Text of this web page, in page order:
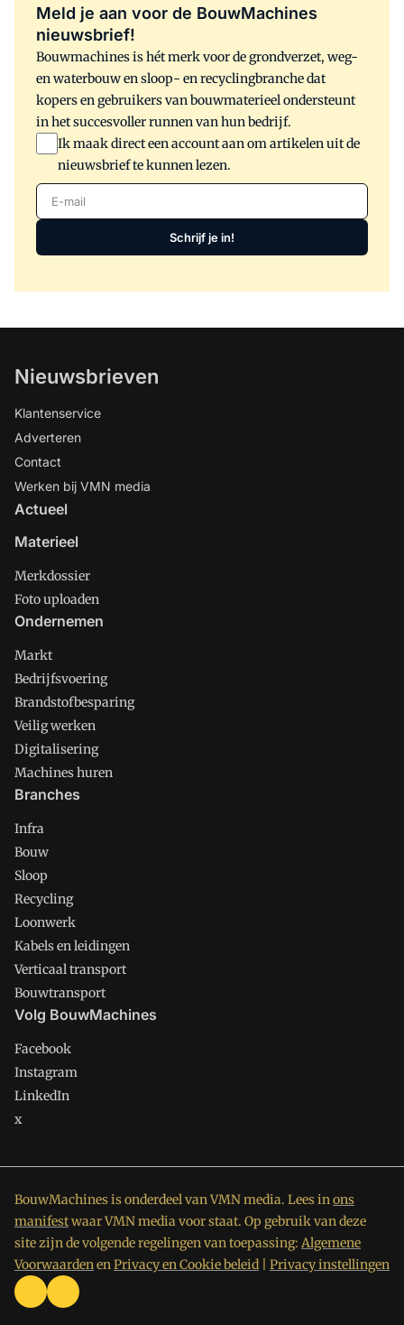
Meld je aan voor de BouwMachines
nieuwsbrief!
Bouwmachines is hét merk voor de grondverzet, weg-
en waterbouw en sloop- en recyclingbranche dat
kopers en gebruikers van bouwmaterieel ondersteunt
in het succesvoller runnen van hun bedrijf.
Ik maak direct een account aan om artikelen uit de
nieuwsbrief te kunnen lezen.
E-mail
Schrijf je in!
Nieuwsbrieven
Klantenservice
Adverteren
Contact
Werken bij VMN media
Actueel
Materieel
Merkdossier
Foto uploaden
Ondernemen
Markt
Bedrijfsvoering
Brandstofbesparing
Veilig werken
Digitalisering
Machines huren
Branches
Infra
Bouw
Sloop
Recycling
Loonwerk
Kabels en leidingen
Verticaal transport
Bouwtransport
Volg BouwMachines
Facebook
Instagram
LinkedIn
x
BouwMachines is onderdeel van VMN media. Lees inons
manifestwaar VMN media voor staat. Op gebruik van deze
site zijn de volgende regelingen van toepassing: Algemene
VoorwaardenenPrivacy en Cookie beleid Privacy instellingen